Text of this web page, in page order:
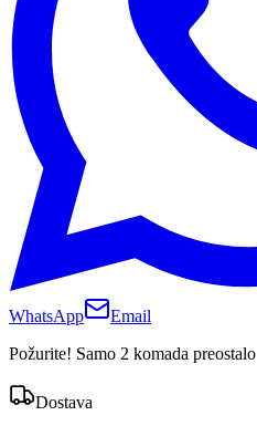
WhatsApp
Email
Požurite! Samo 2 komada preostalo
Dostava